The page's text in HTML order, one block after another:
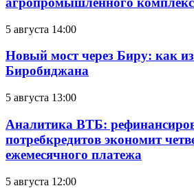
5 августа 14:00
Новый мост через Биру: как
Биробиджана
5 августа 13:00
Аналитика ВТБ:
потребкредитов экономит
ежемесячного платежа
5 августа 12:00